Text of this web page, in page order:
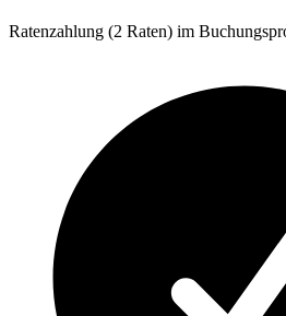
Ratenzahlung (2 Raten) im